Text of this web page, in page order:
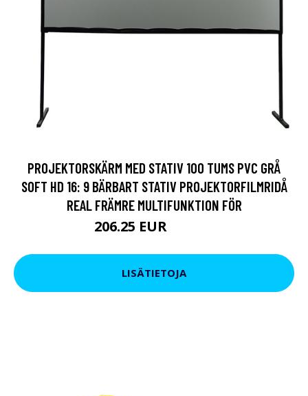
PROJEKTORSKÄRM MED STATIV 100 TUMS PVC GRÅ
SOFT HD 16: 9 BÄRBART STATIV PROJEKTORFILMRIDÅ
REAL FRÄMRE MULTIFUNKTION FÖR
206.25 EUR
LISÄTIETOJA